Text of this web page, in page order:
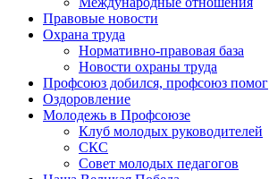
Правовые новости
Охрана труда
Нормативно-правовая база
Новости охраны труда
Профсоюз добился, профсоюз помог
Оздоровление
Молодежь в Профсоюзе
Клуб молодых руководителей
СКС
Совет молодых педагогов